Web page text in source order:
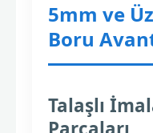
5mm ve
Boru
Talaşlı